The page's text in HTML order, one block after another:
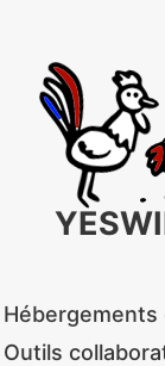
Hébergements
Outils